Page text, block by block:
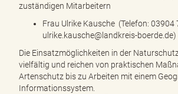
zuständigen Mitarbeitern
Frau Ulrike Kausche (Telefon: 03904
ulrike.kausche@landkreis-boerde.de)
Die Einsatzmöglichkeiten in der
vielfältig und reichen von praktischen
Artenschutz bis zu Arbeiten mit einem
Informationssystem.